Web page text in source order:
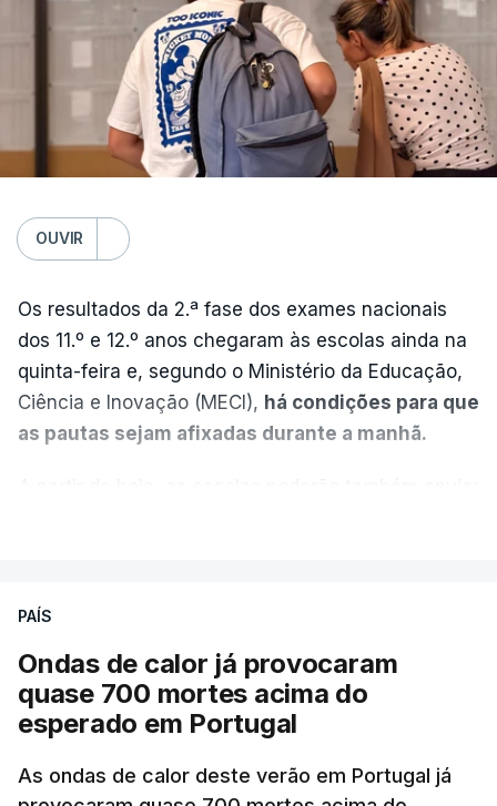
OUVIR
Os resultados da 2.ª fase dos exames nacionais
dos 11.º e 12.º anos chegaram às escolas ainda na
quinta-feira e, segundo o Ministério da Educação,
Ciência e Inovação (MECI), há condições para que
as pautas sejam afixadas durante a manhã.
dependia da apresentação de um requerimento,
mas o Governo decidiu, a partir deste ano,
disponibilizar a cópia dos exames classificados a
e rigor do processo" devido às falhas na
PAÍS
Ondas de calor já provocaram
quase 700 mortes acima do
esperado em Portugal
As ondas de calor deste verão em Portugal já